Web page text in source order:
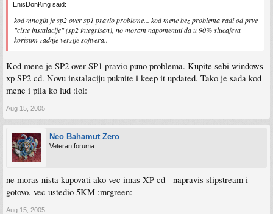
EnisDonKing said:
kod mnogih je sp2 over sp1 pravio probleme... kod mene bez problema radi od prve
"ciste instalacije" (sp2 integrisan), no moram napomenuti da u 90% slucajeva
koristim zadnje verzije softvera..
Kod mene je SP2 over SP1 pravio puno problema. Kupite sebi windows
xp SP2 cd. Novu instalaciju puknite i keep it updated. Tako je sada kod
mene i pila ko lud :lol:
Aug 15, 2005
Neo Bahamut Zero
Veteran foruma
ne moras nista kupovati ako vec imas XP cd - napravis slipstream i
gotovo, vec ustedio 5KM :mrgreen:
Aug 15, 2005